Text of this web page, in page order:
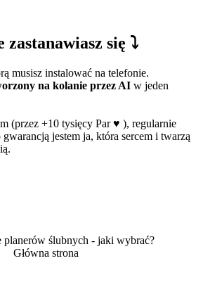
zastanawiasz się ⤵️
musisz instalować na telefonie.
na kolanie przez AI w jeden
(przez +10 tysięcy Par ♥️ ), regularnie
jestem ja, która sercem i twarzą